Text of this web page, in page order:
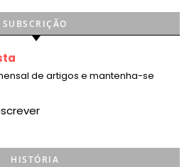
SUBSCRIÇÃO
de artigos e mantenha-se
HISTÓRIA